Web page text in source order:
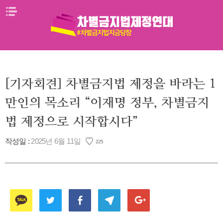
Skip
[기자회견] 차별금지법 제정을 바라는 1
만인의 목소리 “이재명 정부, 차별금지
법 제정으로 시작합시다”
작성일 : 2025년 6월 11일 225